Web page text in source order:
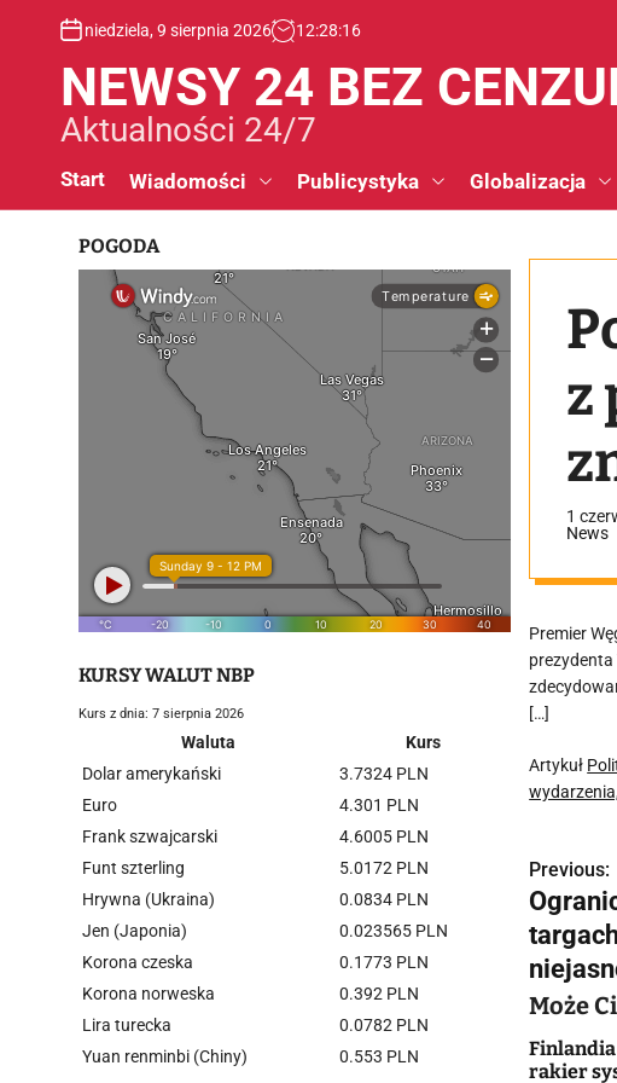
niedziela, 9 sierpnia 2026 12:28:17
NEWSY 24 BEZ
Aktualności 24/7
Start Wiadomości Publicystyka Globalizacja
z
1
News
Premier
[…]
Artykuł
N
a
w
i
g
Previous:
Może
rakier
POGODA
KURSY WALUT NBP
Kurs z dnia: 7 sierpnia 2026
Waluta
Kurs
Dolar amerykański
3.7324 PLN
Euro
4.301 PLN
Frank szwajcarski
4.6005 PLN
Funt szterling
5.0172 PLN
Hrywna (Ukraina)
0.0834 PLN
Jen (Japonia)
0.023565 PLN
Korona czeska
0.1773 PLN
Korona norweska
0.392 PLN
Lira turecka
0.0782 PLN
Yuan renminbi (Chiny)
0.553 PLN